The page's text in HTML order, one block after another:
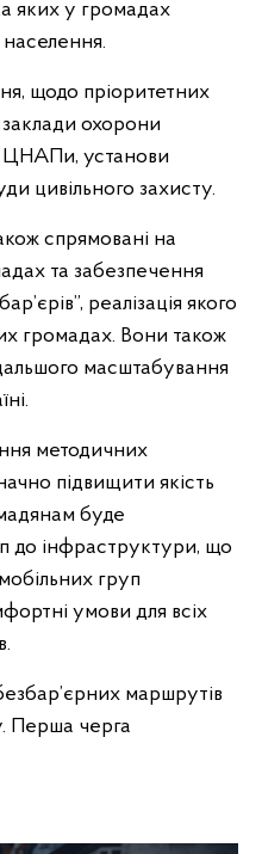
яких у громадах
щодо пріоритетних
охорони
ЦНАПи, установи
цивільного захисту.
спрямовані на
та забезпечення
реалізація якого
громадах. Вони також
масштабування
методичних
підвищити якість
буде
до інфраструктури, що
груп
умови для всіх
маршрутів
Перша черга